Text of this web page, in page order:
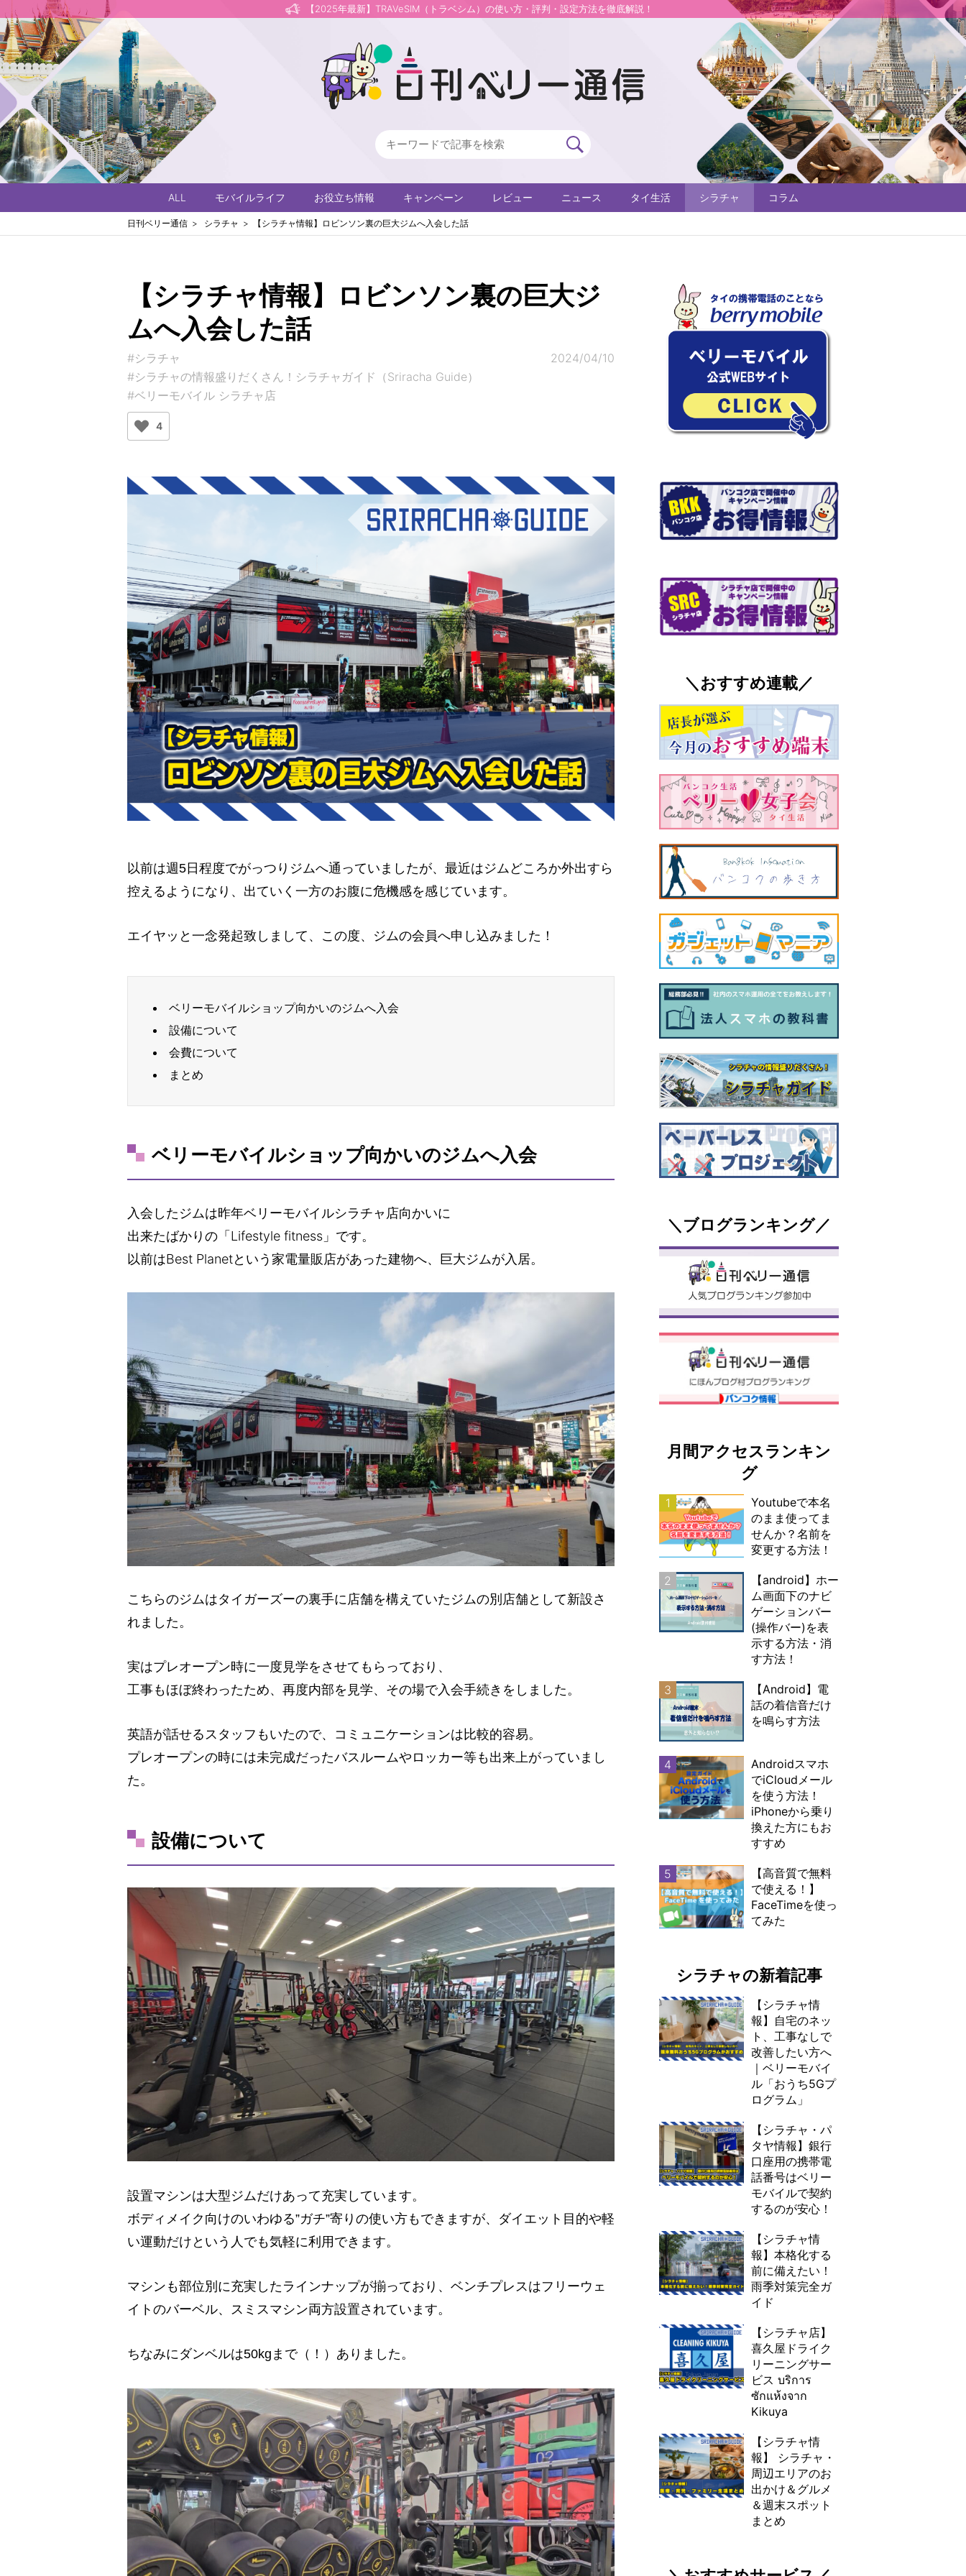
【2025年最新】TRAVeSIM（トラベシム）の使い方・評判・設定方法を徹底解説！
ALL モバイルライフ お役立ち情報 キャンペーン レビュー ニュース タイ生活 シラチャ コラム
日刊ベリー通信 シラチャ 【シラチャ情報】ロビンソン裏の巨大ジムへ入会した話
【シラチャ情報】ロビンソン裏の巨大ジ
ムへ入会した話
#シラチャ
#シラチャの情報盛りだくさん！シラチャガイド（Sriracha Guide）
#ベリーモバイル シラチャ店
2024/04/10
4
以前は週5日程度でがっつりジムへ通っていましたが、最近はジムどころか外出すら
控えるようになり、出ていく一方のお腹に危機感を感じています。
エイヤッと一念発起致しまして、この度、ジムの会員へ申し込みました！
ベリーモバイルショップ向かいのジムへ入会
設備について
会費について
まとめ
ベリーモバイルショップ向かいのジムへ入会
入会したジムは昨年ベリーモバイルシラチャ店向かいに
出来たばかりの「Lifestyle fitness」です。
以前はBest Planetという家電量販店があった建物へ、巨大ジムが入居。
こちらのジムはタイガーズーの裏手に店舗を構えていたジムの別店舗として新設さ
れました。
実はプレオープン時に一度見学をさせてもらっており、
工事もほぼ終わったため、再度内部を見学、その場で入会手続きをしました。
英語が話せるスタッフもいたので、コミュニケーションは比較的容易。
プレオープンの時には未完成だったバスルームやロッカー等も出来上がっていまし
た。
設備について
設置マシンは大型ジムだけあって充実しています。
ボディメイク向けのいわゆる”ガチ”寄りの使い方もできますが、ダイエット目的や軽
い運動だけという人でも気軽に利用できます。
マシンも部位別に充実したラインナップが揃っており、ベンチプレスはフリーウェ
イトのバーベル、スミスマシン両方設置されています。
ちなみにダンベルは50kgまで（！）ありました。
＼おすすめ連載／
＼ブログランキング／
月間アクセスランキン
グ
1
Youtubeで本名
のまま使ってま
せんか？名前を
変更する方法！
2
【android】ホー
ム画面下のナビ
ゲーションバー
(操作バー)を表
示する方法・消
す方法！
3
【Android】電
話の着信音だけ
を鳴らす方法
4
Androidスマホ
でiCloudメール
を使う方法！
iPhoneから乗り
換えた方にもお
すすめ
5
【高音質で無料
で使える！】
FaceTimeを使っ
てみた
シラチャの新着記事
【シラチャ情
報】自宅のネッ
ト、工事なしで
改善したい方へ
｜ベリーモバイ
ル「おうち5Gプ
ログラム」
【シラチャ・パ
タヤ情報】銀行
口座用の携帯電
話番号はベリー
モバイルで契約
するのが安心！
【シラチャ情
報】本格化する
前に備えたい！
雨季対策完全ガ
イド
【シラチャ店】
喜久屋ドライク
リーニングサー
ビス บริการ
ซักแห้งจาก
Kikuya
【シラチャ情
報】 シラチャ・
周辺エリアのお
出かけ＆グルメ
＆週末スポット
まとめ